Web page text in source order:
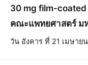
30 mg film-
คณะแพทยศาสตร์ ม
วัน อังคาร ที่ 21 เมษาย